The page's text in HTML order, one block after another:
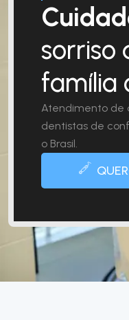
sorriso
família
Atendimento de
dentistas de
o Brasil.